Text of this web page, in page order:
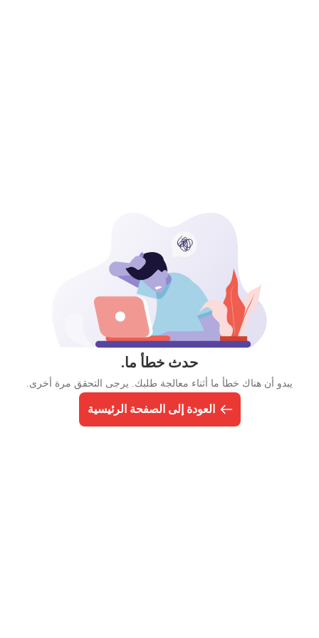
حدث خطأ ما.
يبدو أن هناك خطأ ما أثناء معالجة طلبك. يرجى التحقق مرة أخرى.
العودة إلى الصفحة الرئيسية